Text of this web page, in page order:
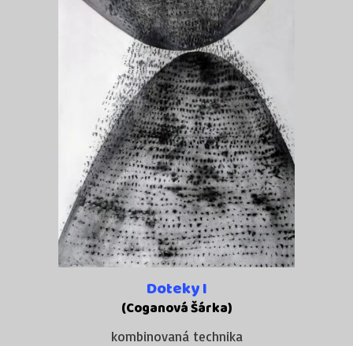
Doteky I
(Coganová Šárka)
kombinovaná technika